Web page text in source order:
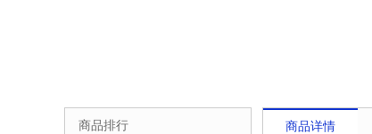
商品排行 商品详情